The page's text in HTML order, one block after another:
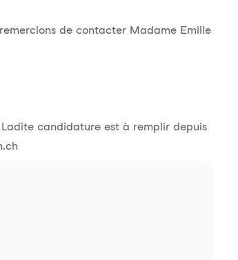
de contacter Madame Emilie
candidature est à remplir depuis